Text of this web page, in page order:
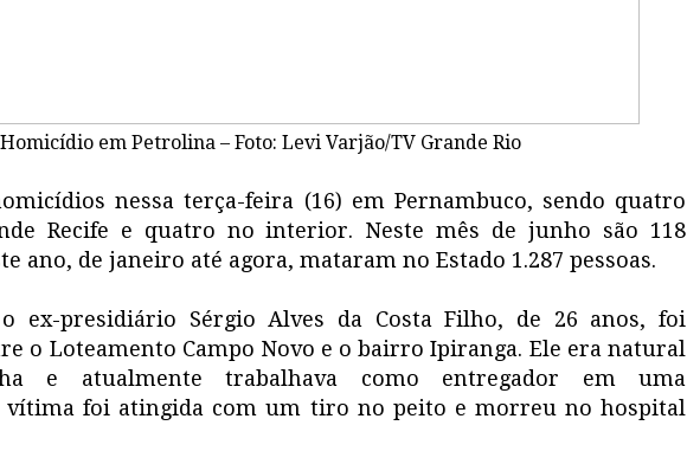
Homicídio em Petrolina – Foto: Levi Varjão/TV Grande Rio
nessa terça-feira (16) em Pernambuco, sendo quatro
Recife e quatro no interior. Neste mês de junho são 118
ano, de janeiro até agora, mataram no Estado 1.287 pessoas.
ex-presidiário Sérgio Alves da Costa Filho, de 26 anos, foi
o Loteamento Campo Novo e o bairro Ipiranga. Ele era natural
e atualmente trabalhava como entregador em uma
vítima foi atingida com um tiro no peito e morreu no hospital